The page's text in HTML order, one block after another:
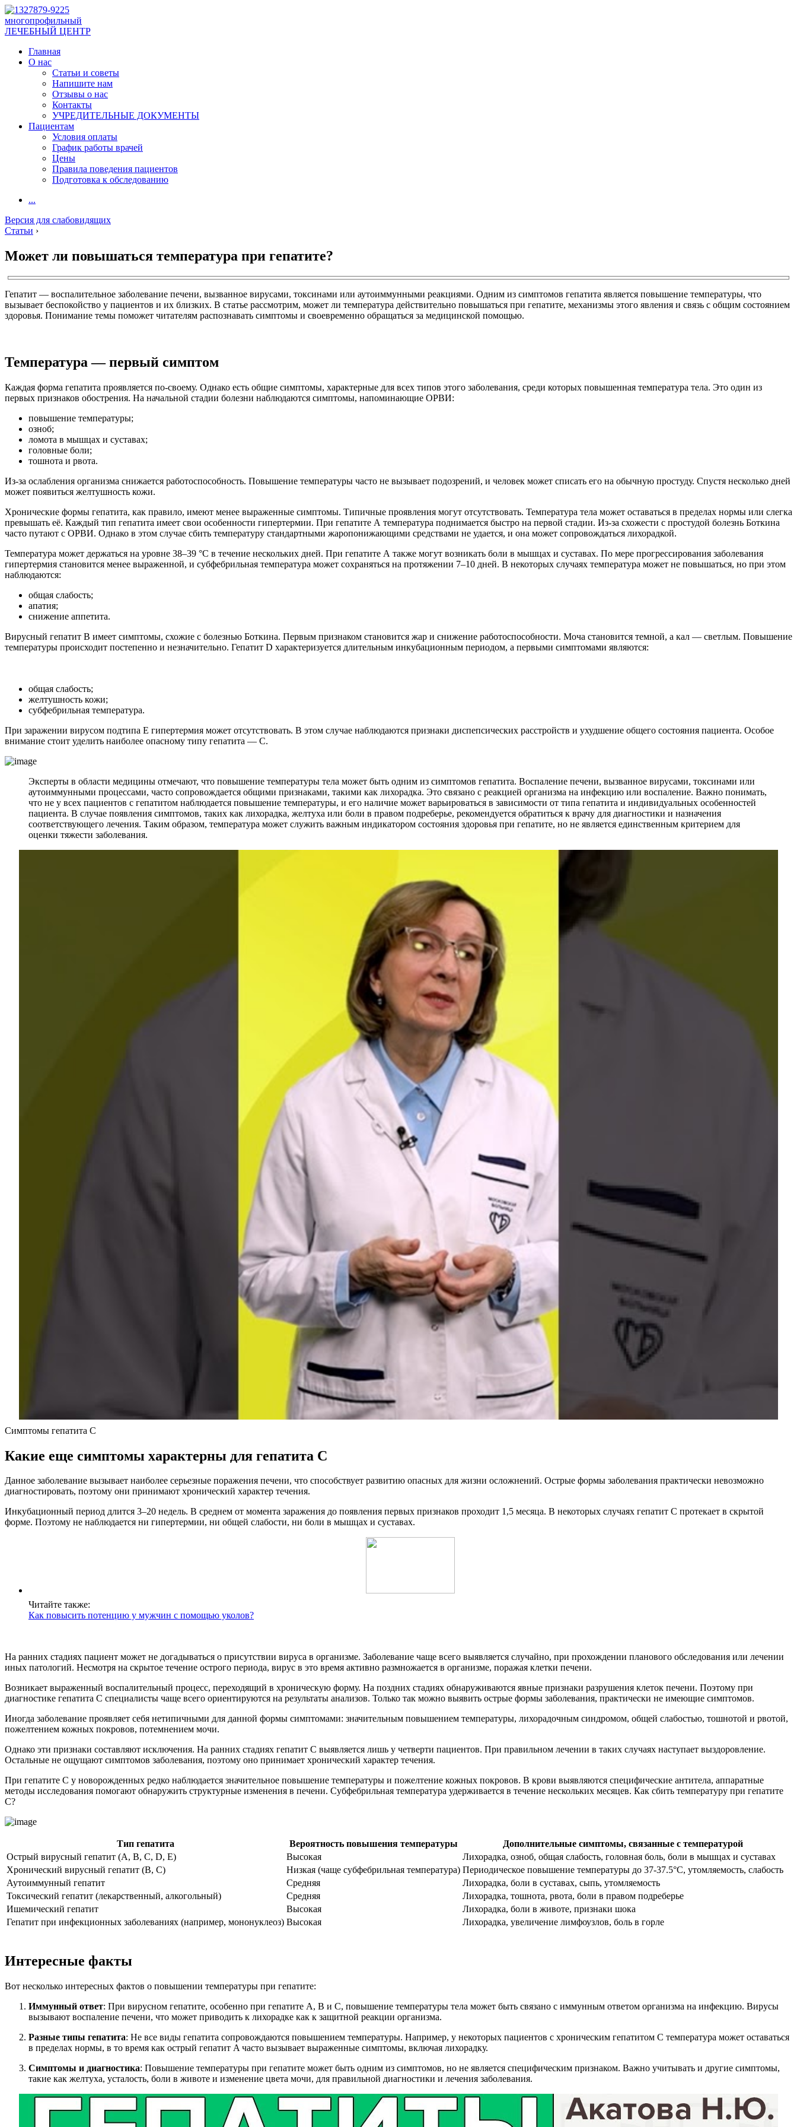
многопрофильный
ЛЕЧЕБНЫЙ ЦЕНТР
Главная
О нас
Статьи и советы
Напишите нам
Отзывы о нас
Контакты
УЧРЕДИТЕЛЬНЫЕ ДОКУМЕНТЫ
Пациентам
Условия оплаты
График работы врачей
Цены
Правила поведения пациентов
Подготовка к обследованию
...
Версия для слабовидящих
Статьи ›
Может ли повышаться температура при гепатите?
Гепатит — воспалительное заболевание печени, вызванное вирусами, токсинами или аутоиммунными реакциями. Одним из симптомов гепатита является повышение температуры, что
вызывает беспокойство у пациентов и их близких. В статье рассмотрим, может ли температура действительно повышаться при гепатите, механизмы этого явления и связь с общим состоянием
здоровья. Понимание темы поможет читателям распознавать симптомы и своевременно обращаться за медицинской помощью.
Температура — первый симптом
Каждая форма гепатита проявляется по-своему. Однако есть общие симптомы, характерные для всех типов этого заболевания, среди которых повышенная температура тела. Это один из
первых признаков обострения. На начальной стадии болезни наблюдаются симптомы, напоминающие ОРВИ:
повышение температуры;
озноб;
ломота в мышцах и суставах;
головные боли;
тошнота и рвота.
Из-за ослабления организма снижается работоспособность. Повышение температуры часто не вызывает подозрений, и человек может списать его на обычную простуду. Спустя несколько дней
может появиться желтушность кожи.
Хронические формы гепатита, как правило, имеют менее выраженные симптомы. Типичные проявления могут отсутствовать. Температура тела может оставаться в пределах нормы или слегка
превышать её. Каждый тип гепатита имеет свои особенности гипертермии. При гепатите А температура поднимается быстро на первой стадии. Из-за схожести с простудой болезнь Боткина
часто путают с ОРВИ. Однако в этом случае сбить температуру стандартными жаропонижающими средствами не удается, и она может сопровождаться лихорадкой.
Температура может держаться на уровне 38–39 °C в течение нескольких дней. При гепатите А также могут возникать боли в мышцах и суставах. По мере прогрессирования заболевания
гипертермия становится менее выраженной, и субфебрильная температура может сохраняться на протяжении 7–10 дней. В некоторых случаях температура может не повышаться, но при этом
наблюдаются:
общая слабость;
апатия;
снижение аппетита.
Вирусный гепатит В имеет симптомы, схожие с болезнью Боткина. Первым признаком становится жар и снижение работоспособности. Моча становится темной, а кал — светлым. Повышение
температуры происходит постепенно и незначительно. Гепатит D характеризуется длительным инкубационным периодом, а первыми симптомами являются:
общая слабость;
желтушность кожи;
субфебрильная температура.
При заражении вирусом подтипа Е гипертермия может отсутствовать. В этом случае наблюдаются признаки диспепсических расстройств и ухудшение общего состояния пациента. Особое
внимание стоит уделить наиболее опасному типу гепатита — С.
Эксперты в области медицины отмечают, что повышение температуры тела может быть одним из симптомов гепатита. Воспаление печени, вызванное вирусами, токсинами или
аутоиммунными процессами, часто сопровождается общими признаками, такими как лихорадка. Это связано с реакцией организма на инфекцию или воспаление. Важно понимать,
что не у всех пациентов с гепатитом наблюдается повышение температуры, и его наличие может варьироваться в зависимости от типа гепатита и индивидуальных особенностей
пациента. В случае появления симптомов, таких как лихорадка, желтуха или боли в правом подреберье, рекомендуется обратиться к врачу для диагностики и назначения
соответствующего лечения. Таким образом, температура может служить важным индикатором состояния здоровья при гепатите, но не является единственным критерием для
оценки тяжести заболевания.
Симптомы гепатита С
Какие еще симптомы характерны для гепатита С
Данное заболевание вызывает наиболее серьезные поражения печени, что способствует развитию опасных для жизни осложнений. Острые формы заболевания практически невозможно
диагностировать, поэтому они принимают хронический характер течения.
Инкубационный период длится 3–20 недель. В среднем от момента заражения до появления первых признаков проходит 1,5 месяца. В некоторых случаях гепатит С протекает в скрытой
форме. Поэтому не наблюдается ни гипертермии, ни общей слабости, ни боли в мышцах и суставах.
Читайте также:
Как повысить потенцию у мужчин с помощью уколов?
На ранних стадиях пациент может не догадываться о присутствии вируса в организме. Заболевание чаще всего выявляется случайно, при прохождении планового обследования или лечении
иных патологий. Несмотря на скрытое течение острого периода, вирус в это время активно размножается в организме, поражая клетки печени.
Возникает выраженный воспалительный процесс, переходящий в хроническую форму. На поздних стадиях обнаруживаются явные признаки разрушения клеток печени. Поэтому при
диагностике гепатита С специалисты чаще всего ориентируются на результаты анализов. Только так можно выявить острые формы заболевания, практически не имеющие симптомов.
Иногда заболевание проявляет себя нетипичными для данной формы симптомами: значительным повышением температуры, лихорадочным синдромом, общей слабостью, тошнотой и рвотой,
пожелтением кожных покровов, потемнением мочи.
Однако эти признаки составляют исключения. На ранних стадиях гепатит С выявляется лишь у четверти пациентов. При правильном лечении в таких случаях наступает выздоровление.
Остальные не ощущают симптомов заболевания, поэтому оно принимает хронический характер течения.
При гепатите С у новорожденных редко наблюдается значительное повышение температуры и пожелтение кожных покровов. В крови выявляются специфические антитела, аппаратные
методы исследования помогают обнаружить структурные изменения в печени. Субфебрильная температура удерживается в течение нескольких месяцев. Как сбить температуру при гепатите
С?
Тип гепатита Вероятность повышения температуры
Дополнительные симптомы, связанные с температурой
Острый вирусный гепатит (A, B, C, D, E)
Высокая
Лихорадка, озноб, общая слабость, головная боль, боли в мышцах и суставах
Хронический вирусный гепатит (B, C)
Низкая (чаще субфебрильная температура) Периодическое повышение температуры до 37-37.5°C, утомляемость, слабость
Аутоиммунный гепатит
Средняя
Лихорадка, боли в суставах, сыпь, утомляемость
Токсический гепатит (лекарственный, алкогольный)
Средняя
Лихорадка, тошнота, рвота, боли в правом подреберье
Ишемический гепатит
Высокая
Лихорадка, боли в животе, признаки шока
Гепатит при инфекционных заболеваниях (например, мононуклеоз) Высокая Лихорадка, увеличение лимфоузлов, боль в горле
Интересные факты
Вот несколько интересных фактов о повышении температуры при гепатите:
Иммунный ответ: При вирусном гепатите, особенно при гепатите A, B и C, повышение температуры тела может быть связано с иммунным ответом организма на инфекцию. Вирусы
вызывают воспаление печени, что может приводить к лихорадке как к защитной реакции организма.
Разные типы гепатита: Не все виды гепатита сопровождаются повышением температуры. Например, у некоторых пациентов с хроническим гепатитом C температура может оставаться
в пределах нормы, в то время как острый гепатит A часто вызывает выраженные симптомы, включая лихорадку.
Симптомы и диагностика: Повышение температуры при гепатите может быть одним из симптомов, но не является специфическим признаком. Важно учитывать и другие симптомы,
такие как желтуха, усталость, боли в животе и изменение цвета мочи, для правильной диагностики и лечения заболевания.